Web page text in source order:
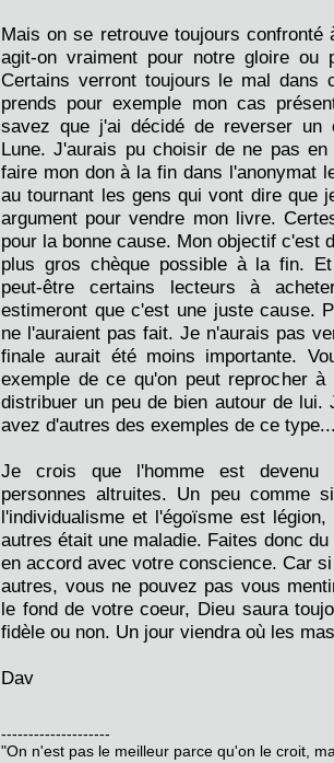
Mais on se retrouve toujours confronté
agit-on vraiment pour notre gloire ou
Certains verront toujours le mal dans
prends pour exemple mon cas
savez que j'ai décidé de reverser un
Lune. J'aurais pu choisir de ne pas
faire mon don à la fin dans l'anonymat
au tournant les gens qui vont dire que
argument pour vendre mon livre.
pour la bonne cause. Mon objectif c'est
plus gros chèque possible à la fin.
peut-être certains lecteurs à
estimeront que c'est une juste cause.
ne l'auraient pas fait. Je n'aurais pas
finale aurait été moins importante.
exemple de ce qu'on peut reprocher à
distribuer un peu de bien autour de
avez d'autres des exemples de ce
Je crois que l'homme est devenu
personnes altruites. Un peu comme
l'individualisme et l'égoïsme est
autres était une maladie. Faites donc
en accord avec votre conscience. Car
autres, vous ne pouvez pas vous
le fond de votre coeur, Dieu saura
fidèle ou non. Un jour viendra où les
Dav
--------------------
"On n'est pas le meilleur parce qu'on le croit,